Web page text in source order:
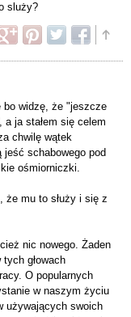
sluży?
bo widzę, że "jeszcze
a ja stałem się celem
chwilę wątek
schabowego pod
ośmiorniczki.
że mu to służy i się z
nic nowego. Żaden
głowach
O popularnych
w naszym życiu
używających swoich